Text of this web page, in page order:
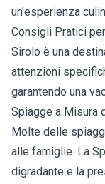
un'esperienza
Consigli Pratici
Sirolo è una
attenzioni
garantendo una
Spiagge a Misura
Molte delle
alle famiglie. La
digradante e la